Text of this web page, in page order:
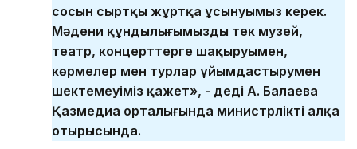
сосын сыртқы жұртқа ұсынуымыз керек.
Мәдени құндылығымызды тек музей,
театр, концерттерге шақыруымен,
көрмелер мен турлар ұйымдастырумен
шектемеуіміз қажет», - деді А. Балаева
Қазмедиа орталығында министрліктің алқа
отырысында.